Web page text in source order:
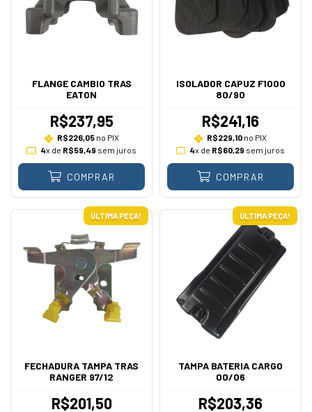
FLANGE CAMBIO TRAS
EATON
R$237,95
R$226,05no PIX
4x de R$59,49 sem juros
COMPRAR
ISOLADOR CAPUZ F1000
80/90
R$241,16
R$229,10 no PIX
4x de R$60,29 sem juros
COMPRAR
ÚLTIMA PEÇA!
FECHADURA TAMPA TRAS
RANGER 97/12
R$201,50
ÚLTIMA PEÇA!
TAMPA BATERIA CARGO
00/06
R$203,36